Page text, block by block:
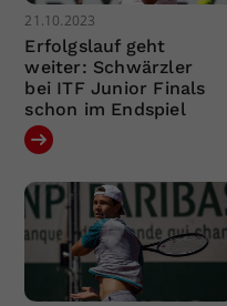
21.10.2023
Erfolgslauf geht
weiter: Schwärzler
bei ITF Junior Finals
schon im Endspiel